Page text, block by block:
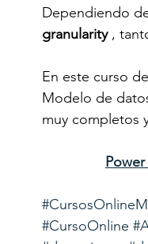
Dependiendo
granularity ,
En este curso
Modelo de
muy completos
#CursoOnline